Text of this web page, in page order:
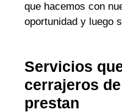
que hacemos con
oportunidad y luego
Servicios
cerrajeros
prestan